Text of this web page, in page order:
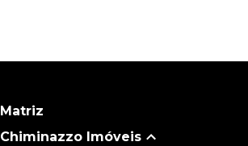
Matriz
Chiminazzo Imóveis